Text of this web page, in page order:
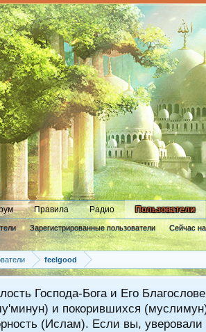
Правила Радио Пользователи
Зарегистрированные пользователи Сейчас
feelgood
Господа-Бога и Его
и покорившихся
(Ислам). Если вы,